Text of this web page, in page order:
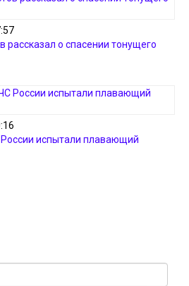
рассказал о спасении тонущего
испытали плавающий